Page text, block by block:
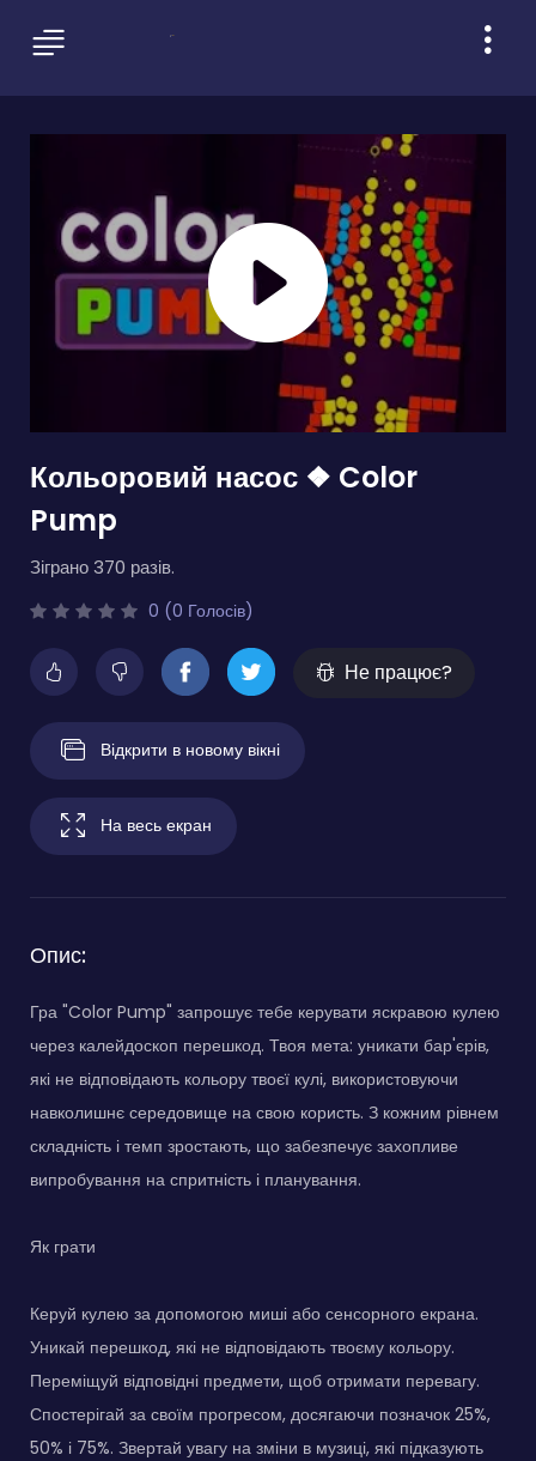
Кольоровий насос ❖ Color
Pump
Зіграно 370 разів.
0 (0 Голосів)
Не працює?
Відкрити в новому вікні
На весь екран
Опис:
Гра "Color Pump" запрошує тебе керувати яскравою кулею
через калейдоскоп перешкод. Твоя мета: уникати бар'єрів,
які не відповідають кольору твоєї кулі, використовуючи
навколишнє середовище на свою користь. З кожним рівнем
складність і темп зростають, що забезпечує захопливе
випробування на спритність і планування.
Як грати
Керуй кулею за допомогою миші або сенсорного екрана.
Уникай перешкод, які не відповідають твоєму кольору.
Переміщуй відповідні предмети, щоб отримати перевагу.
Спостерігай за своїм прогресом, досягаючи позначок 25%,
50% і 75%. Звертай увагу на зміни в музиці, які підказують